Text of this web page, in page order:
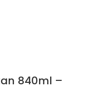
840ml –